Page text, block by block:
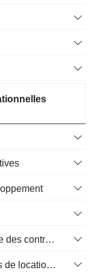
Charges d'intérêts imputées au titre des contrats de location
Amortissement imputé des contrats de location simple